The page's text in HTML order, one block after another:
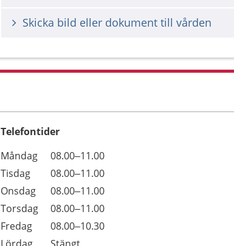
Skicka bild eller dokument till vården
Telefontider
Dag
Öppettider
Kommentarer
Måndag
08.00–11.00
Tisdag
08.00–11.00
Onsdag
08.00–11.00
Torsdag
08.00–11.00
Fredag
08.00–10.30